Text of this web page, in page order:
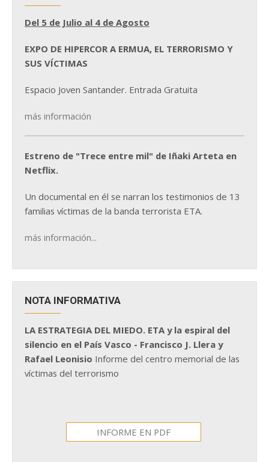
Del 5 de Julio al 4 de Agosto
EXPO DE HIPERCOR A ERMUA, EL TERRORISMO Y
SUS VÍCTIMAS
Espacio Joven Santander. Entrada Gratuita
más información
Estreno de "Trece entre mil" de Iñaki Arteta en
Netflix.
Un documental en él se narran los testimonios de 13
familias víctimas de la banda terrorista ETA.
más información...
NOTA INFORMATIVA
LA ESTRATEGIA DEL MIEDO. ETA y la espiral del
silencio en el País Vasco - Francisco J. Llera y
Rafael Leonisio Informe del centro memorial de las
víctimas del terrorismo
INFORME EN PDF